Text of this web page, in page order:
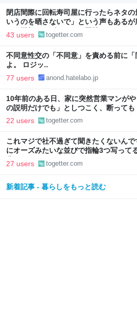
閉店間際に回転寿司屋に行ったらネタ
いうのを晒さないで」という声もある
いう正規サービスだとの回答も
43 users togetter.com
不同意性交の「不同意」を責める前に
よ。 ロジッ..
77 users anond.hatelabo.jp
10年前のある日、家に突然営業マンが
の説明だけでも」としつこく、断って
てくれますか」と言われたので、ある方
22 users togetter.com
これマジで社不過ぎて聞きたくないん
にオーズみたいな並びで指輪3つ写って
分？
27 users togetter.com
新着記事 - 暮らしをもっと読む